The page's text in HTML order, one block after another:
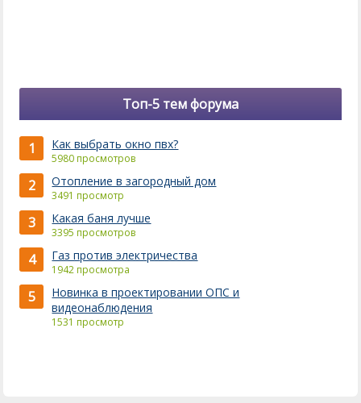
Топ-5 тем форума
1 Как выбрать окно пвх?
5980 просмотров
2 Отопление в загородный дом
3491 просмотр
3 Какая баня лучше
3395 просмотров
4 Газ против электричества
1942 просмотра
5
Новинка в проектировании ОПС и
видеонаблюдения
1531 просмотр